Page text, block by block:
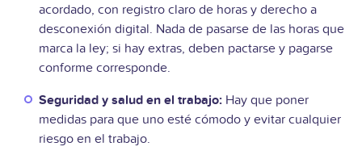
acordado, con registro claro de horas y derecho a
desconexión digital. Nada de pasarse de las horas que
marca la ley; si hay extras, deben pactarse y pagarse
conforme corresponde.
Seguridad y salud en el trabajo: Hay que poner
medidas para que uno esté cómodo y evitar cualquier
riesgo en el trabajo.